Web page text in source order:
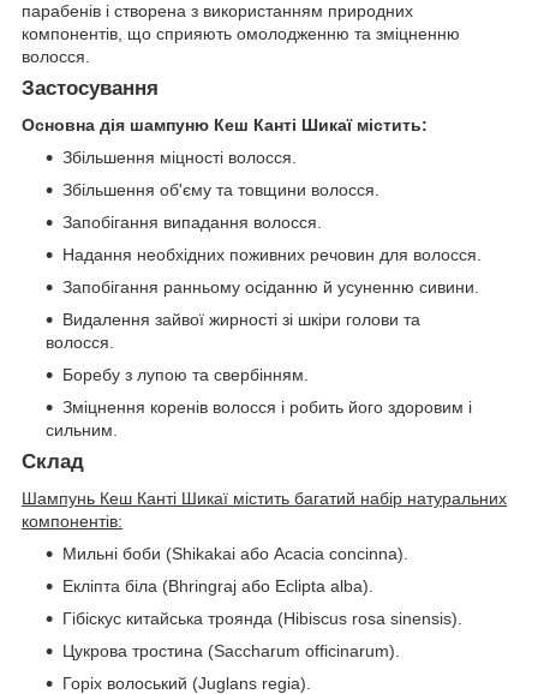
парабенів і створена з використанням природних
компонентів, що сприяють омолодженню та зміцненню
волосся.
Застосування
Основна дія шампуню Кеш Канті Шикаї містить:
Збільшення міцності волосся.
Збільшення об'єму та товщини волосся.
Запобігання випадання волосся.
Надання необхідних поживних речовин для волосся.
Запобігання ранньому осіданню й усуненню сивини.
Видалення зайвої жирності зі шкіри голови та
волосся.
Боребу з лупою та свербінням.
Зміцнення коренів волосся і робить його здоровим і
сильним.
Склад
Шампунь Кеш Канті Шикаї містить багатий набір натуральних
компонентів:
Мильні боби (Shikakai або Acacia concinna).
Екліпта біла (Bhringraj або Eclipta alba).
Гібіскус китайська троянда (Hibiscus rosa sinensis).
Цукрова тростина (Saccharum officinarum).
Горіх волоський (Juglans regia).